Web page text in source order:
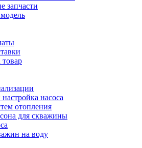
запчасти
товар
насоса
отопления
для скважины
на воду